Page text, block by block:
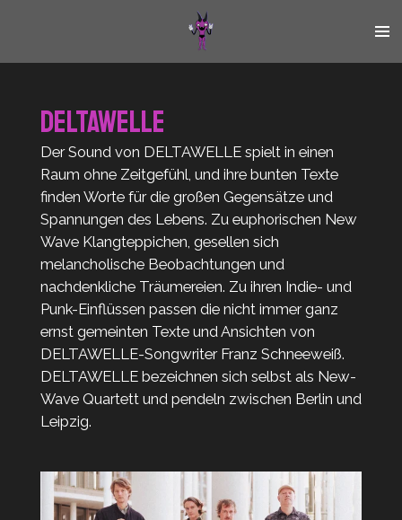
springen
DELTAWELLE
Der Sound von DELTAWELLE spielt in einen
Raum ohne Zeitgefühl, und ihre bunten Texte
finden Worte für die großen Gegensätze und
Spannungen des Lebens. Zu euphorischen New
Wave Klangteppichen, gesellen sich
melancholische Beobachtungen und
nachdenkliche Träumereien. Zu ihren Indie- und
Punk-Einflüssen passen die nicht immer ganz
ernst gemeinten Texte und Ansichten von
DELTAWELLE-Songwriter Franz Schneeweiß.
DELTAWELLE bezeichnen sich selbst als New-
Wave Quartett und pendeln zwischen Berlin und
Leipzig.